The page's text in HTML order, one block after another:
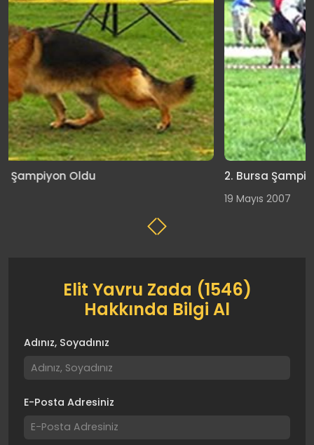
2. Bursa Şampiyonası
Elit Yavru Zada (1546)
Hakkında Bilgi Al
Adınız, Soyadınız
E-Posta Adresiniz